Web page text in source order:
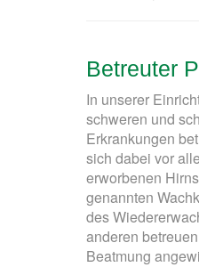
Betreuter
In unserer
schweren und
Erkrankungen
sich dabei vor
erworbenen
genannten
des
anderen
Beatmung